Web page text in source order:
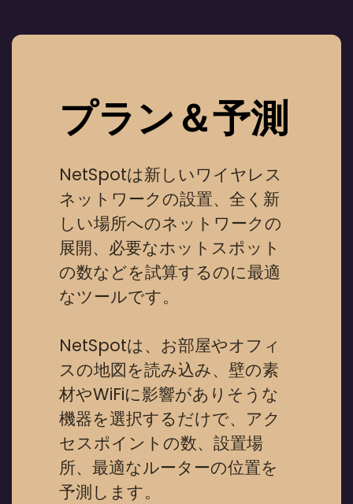
プラン＆予測
NetSpotは新しいワイヤレス
ネットワークの設置、全く新
しい場所へのネットワークの
展開、必要なホットスポット
の数などを試算するのに最適
なツールです。
NetSpotは、お部屋やオフィ
スの地図を読み込み、壁の素
材やWiFiに影響がありそうな
機器を選択するだけで、アク
セスポイントの数、設置場
所、最適なルーターの位置を
予測します。